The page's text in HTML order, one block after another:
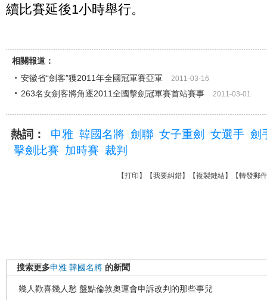
續比賽延後1小時舉行。
相關報道：
安徽省“劍客”獲2011年全國冠軍賽亞軍
2011-03-16
263名女劍客將角逐2011全國擊劍冠軍賽首站賽事 2011-03-01
熱詞： 申雅 韓國名將 劍聯 女子重劍 女選手 劍
擊劍比賽 加時賽 裁判
【打印 】【我要糾錯】【複製鏈結】【轉發郵件
搜索更多申雅 韓國名將 的新聞
幾人歡喜幾人愁 盤點倫敦奧運會申訴改判的那些事兒